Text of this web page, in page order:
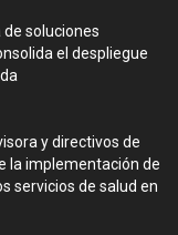
soluciones
el despliegue
y directivos de
la implementación de
servicios de salud en